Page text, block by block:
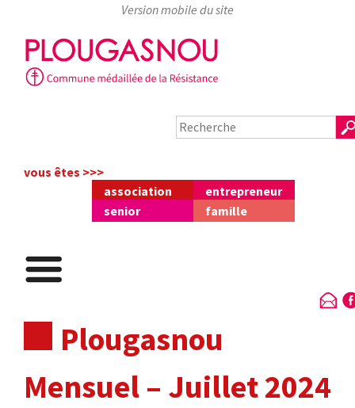
Skip
to
content
vous êtes >>>
association
entrepreneur
senior
famille
Plougasnou
Mensuel – Juillet 2024